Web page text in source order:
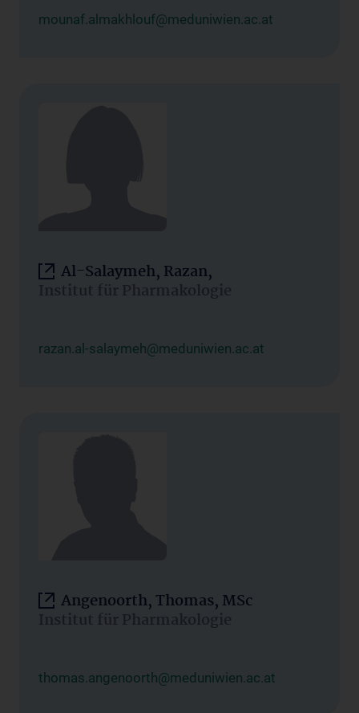
mounaf.almakhlouf@meduniwien.ac.at
Al-Salaymeh, Razan,
Institut für Pharmakologie
razan.al-salaymeh@meduniwien.ac.at
Angenoorth, Thomas, MSc
Institut für Pharmakologie
thomas.angenoorth@meduniwien.ac.at